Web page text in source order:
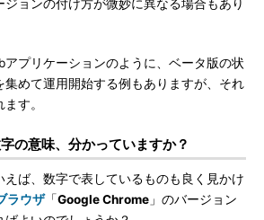
ョンの付け方が微妙に異なる場合もあり
プリケーションのように、ベータ版の状
集めて運用開始する例もありますが、それ
す。
の意味、分かっていますか？
ば、数字で表しているものも良く見かけ
ラウザ「Google Chrome 」のバージョン